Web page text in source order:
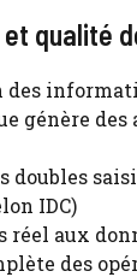
qualité
génère des
doubles
IDC)
réel aux
des